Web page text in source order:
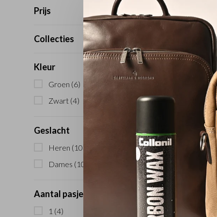
Prijs
Collecties
Kleur
Groen (6)
Zwart (4)
Geslacht
Heren (10)
Dames (10)
Aantal pasjes:
1 (4)
Back
12 /
Sale
RFID